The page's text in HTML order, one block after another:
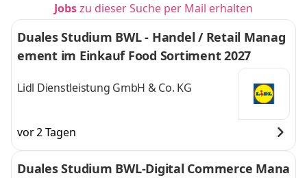
Jobszu dieser Suche per Mail erhalten
Duales Studium BWL - Handel / Retail Manag
ement im Einkauf Food Sortiment 2027
Lidl Dienstleistung GmbH & Co. KG
vor 2 Tagen
Duales Studium BWL-Digital Commerce Mana